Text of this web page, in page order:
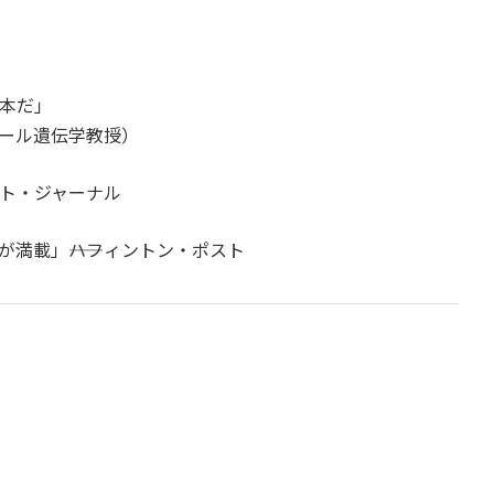
だ」
ル遺伝学教授）
・ジャーナル
載」――ハフィントン・ポスト